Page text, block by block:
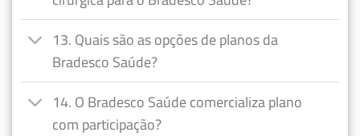
13. Quais são as opções de planos da
Bradesco Saúde?
14. O Bradesco Saúde comercializa plano
com participação?